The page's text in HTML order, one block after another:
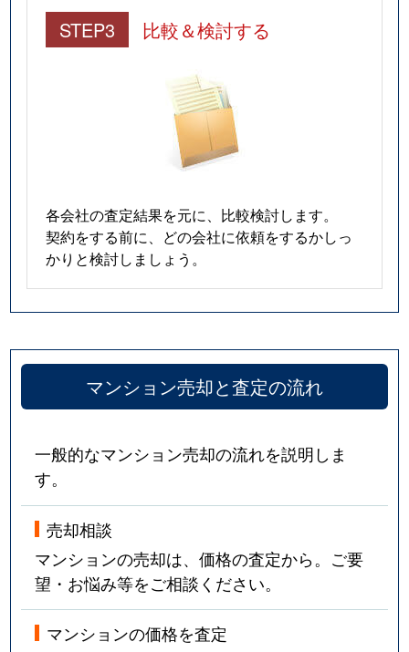
STEP3 比較＆検討する
各会社の査定結果を元に、比較検討します。
契約をする前に、どの会社に依頼をするかしっ
かりと検討しましょう。
マンション売却と査定の流れ
一般的なマンション売却の流れを説明しま
す。
売却相談
マンションの売却は、価格の査定から。ご要
望・お悩み等をご相談ください。
マンションの価格を査定